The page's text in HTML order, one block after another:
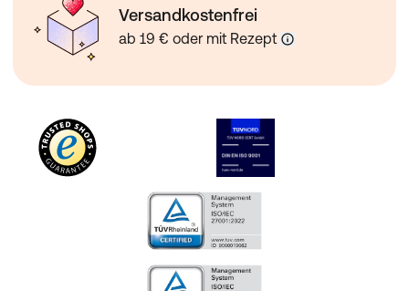
Versandkostenfrei
ab 19 € oder mit Rezept